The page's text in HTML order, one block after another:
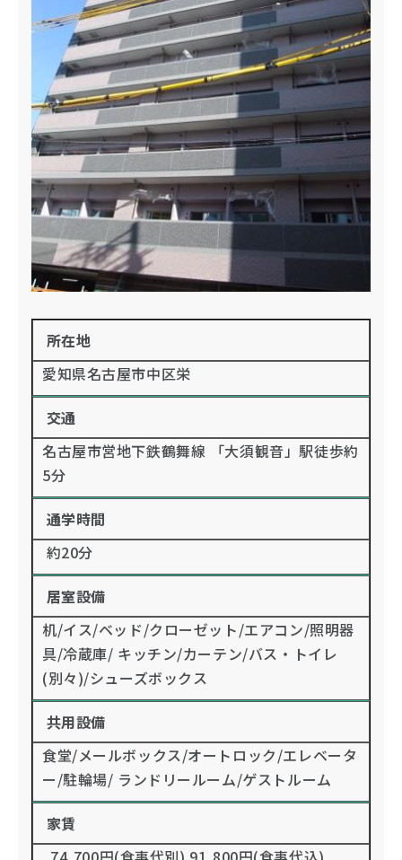
所在地
愛知県名古屋市中区栄
交通
名古屋市営地下鉄鶴舞線 「大須観音」駅徒歩約
5分
通学時間
約20分
居室設備
机/イス/ベッド/クローゼット/エアコン/照明器
具/冷蔵庫/ キッチン/カーテン/バス・トイレ
(別々)/シューズボックス
共用設備
食堂/メールボックス/オートロック/エレベータ
ー/駐輪場/ ランドリールーム/ゲストルーム
家賃